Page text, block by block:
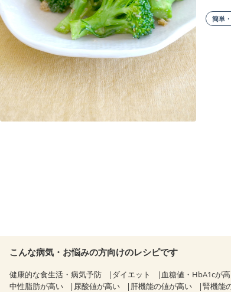
簡単
こんな病気・お悩みの方向けのレシピです
健康的な食生活・病気予防 ダイエット 血糖値・HbA1cが
中性脂肪が高い
尿酸値が高い 肝機能の値が高い 腎機能